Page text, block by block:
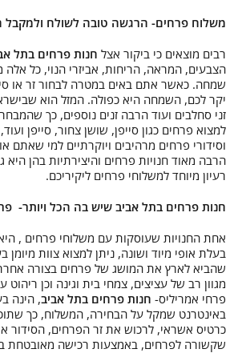
משלוח פרחים- הרגשה טובה לשולח ולמקבל
רבים מוצאים כי ביקור אצל חנות פרחים בתל
הצבעים, המראה, הריחות, אביזרי הנוי, כל
שמחה. כאשר אתם באים במטרה לבחור זר או
זני סחלבים ועוד הרבה זנים נוספים, כך
למצוא פרחים כגון סייפן, שושן צחור, סייפן
וסידורי פרחים מרהיבים ויוקרתיים למי שאתם
הרבה מאוד חנויות פרחים והיצירתיות בהן היא
רעיון מיוחד למשלוחי פרחים ליקיריכם.
חנות פרחים בתל אביב שיש בה הכל ויותר-
אחת החנויות שעוסקות עם משלוחי פרחים ,
בעלת אופי מיוד ושונה, ניתן למצוא צוות
שהביא לארץ את המושג של פרחים בצורה
מגוון רב של עציצים, צמחי בית וגינה וכן ריהוט
פרחי אמריליס- חנות פרחים בתל אביב, הינה
באינטרנט שמקל על הבחירה, המשלוח, כך
כרטיס אשראי, לרכוש את זר הפרחים, הסידור
שקשורה לפרחים, באמצעות רכישה מאובטחת